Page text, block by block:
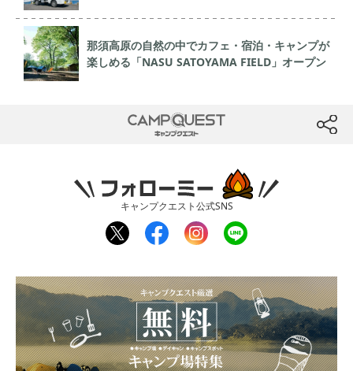
那須高原の自然の中でカフェ・宿泊・キャンプが
楽しめる「NASU SATOYAMA FIELD」オープン
btn
CAMP QUEST
フォローミー
キャンプクエスト公式SNS
twit
ter
fac
ebo
inst
agr
line